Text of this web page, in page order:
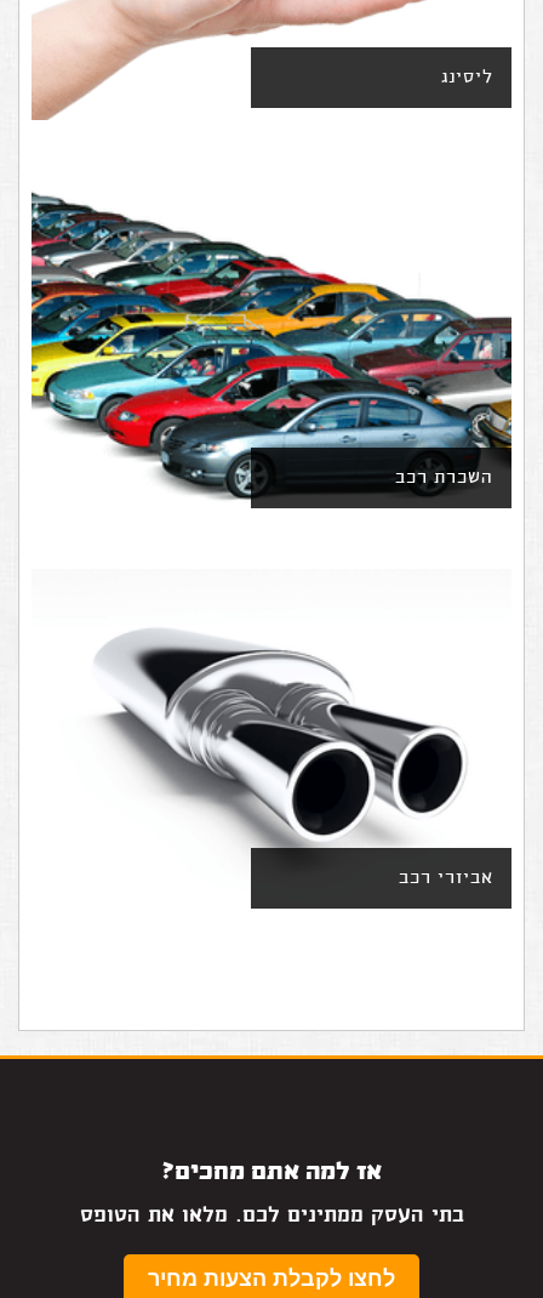
ליסינג
השכרת רכב
אביזרי רכב
אז למה אתם מחכים?
בתי העסק ממתינים לכם. מלאו את הטופס
לחצו לקבלת הצעות מחיר